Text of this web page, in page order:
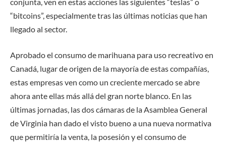
“bitcoins”, especialmente tras las últimas noticias que han
llegado al sector.
Aprobado el consumo de marihuana para uso recreativo en
Canadá, lugar de origen de la mayoría de estas compañías,
estas empresas ven como un creciente mercado se abre
ahora ante ellas más allá del gran norte blanco. En las
últimas jornadas, las dos cámaras de la Asamblea General
de Virginia han dado el visto bueno a una nueva normativa
que permitiría la venta, la posesión y el consumo de